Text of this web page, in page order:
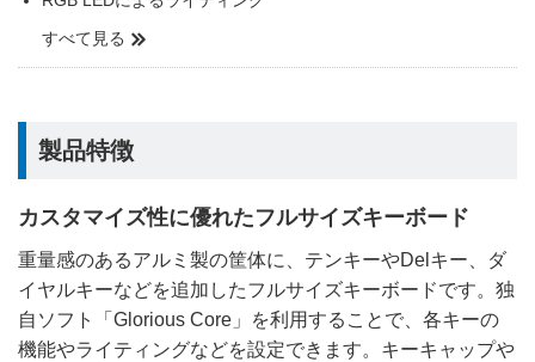
すべて見る
製品特徴
カスタマイズ性に優れたフルサイズキーボード
重量感のあるアルミ製の筐体に、テンキーやDelキー、ダ
イヤルキーなどを追加したフルサイズキーボードです。独
自ソフト「Glorious Core」を利用することで、各キーの
機能やライティングなどを設定できます。キーキャップや